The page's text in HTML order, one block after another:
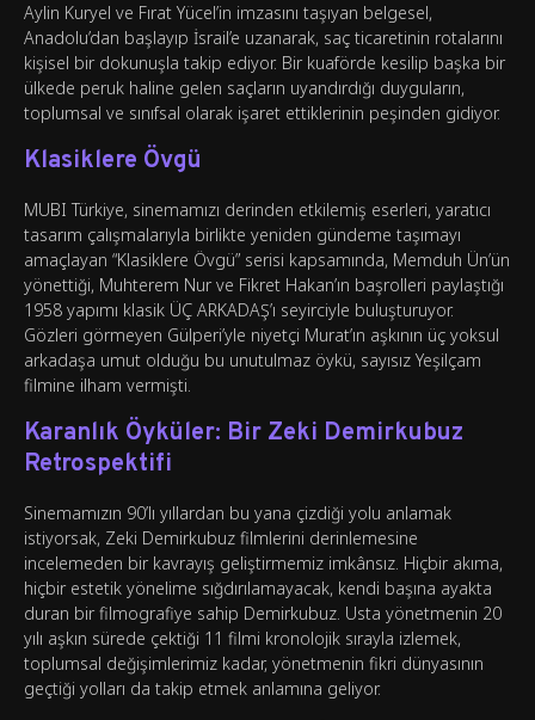
Aylin Kuryel ve Fırat Yücel’in imzasını taşıyan belgesel,
Anadolu’dan başlayıp İsrail’e uzanarak, saç ticaretinin rotalarını
kişisel bir dokunuşla takip ediyor. Bir kuaförde kesilip başka bir
ülkede peruk haline gelen saçların uyandırdığı duyguların,
toplumsal ve sınıfsal olarak işaret ettiklerinin peşinden gidiyor.
Klasiklere Övgü
MUBI Türkiye, sinemamızı derinden etkilemiş eserleri, yaratıcı
tasarım çalışmalarıyla birlikte yeniden gündeme taşımayı
amaçlayan “Klasiklere Övgü” serisi kapsamında, Memduh Ün’ün
yönettiği, Muhterem Nur ve Fikret Hakan’ın başrolleri paylaştığı
1958 yapımı klasik ÜÇ ARKADAŞ’ı seyirciyle buluşturuyor.
Gözleri görmeyen Gülperi’yle niyetçi Murat’ın aşkının üç yoksul
arkadaşa umut olduğu bu unutulmaz öykü, sayısız Yeşilçam
filmine ilham vermişti.
Karanlık Öyküler: Bir Zeki Demirkubuz
Retrospektifi
Sinemamızın 90’lı yıllardan bu yana çizdiği yolu anlamak
istiyorsak, Zeki Demirkubuz filmlerini derinlemesine
incelemeden bir kavrayış geliştirmemiz imkânsız. Hiçbir akıma,
hiçbir estetik yönelime sığdırılamayacak, kendi başına ayakta
duran bir filmografiye sahip Demirkubuz. Usta yönetmenin 20
yılı aşkın sürede çektiği 11 filmi kronolojik sırayla izlemek,
toplumsal değişimlerimiz kadar, yönetmenin fikri dünyasının
geçtiği yolları da takip etmek anlamına geliyor.